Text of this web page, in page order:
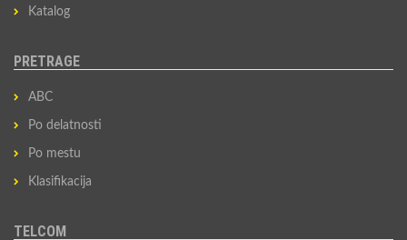
Katalog
PRETRAGE
ABC
Po delatnosti
Po mestu
Klasifikacija
TELCOM